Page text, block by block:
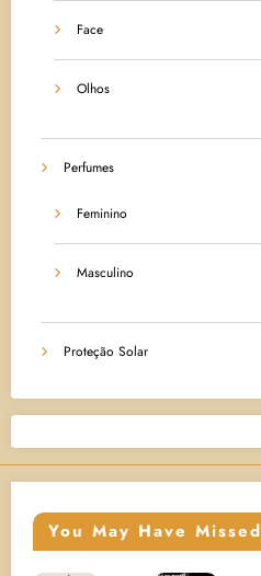
Face
Olhos
Perfumes
Feminino
Masculino
Proteção Solar
You May Have Missed